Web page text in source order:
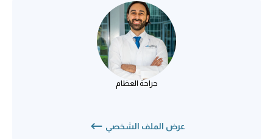
د. طارق جواد
جراحة العظام
جراحة العظام
عرض الملف الشخصي